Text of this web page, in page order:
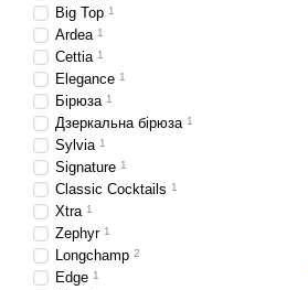
Big Top 1
Ardea 1
Cettia 1
Elegance 1
Бірюза 1
Дзеркальна бірюза 1
Sylvia 1
Signature 1
Classic Cocktails 1
Xtra 1
Zephyr 1
Longchamp 2
Edge 1